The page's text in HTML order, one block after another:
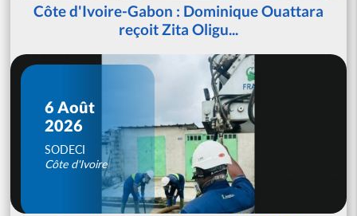
Côte d'Ivoire-Gabon : Dominique Ouattara
reçoit Zita Oligu...
6 Août
2026
SODECI
Côte d'Ivoire